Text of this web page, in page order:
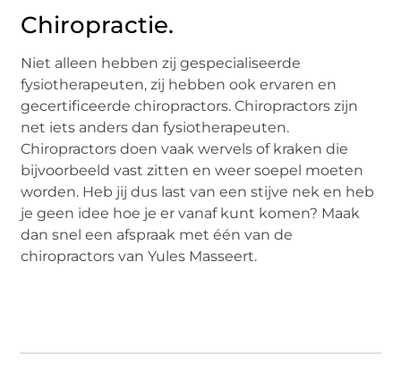
Chiropractie.
Niet alleen hebben zij gespecialiseerde
fysiotherapeuten, zij hebben ook ervaren en
gecertificeerde chiropractors. Chiropractors zijn
net iets anders dan fysiotherapeuten.
Chiropractors doen vaak wervels of kraken die
bijvoorbeeld vast zitten en weer soepel moeten
worden. Heb jij dus last van een stijve nek en heb
je geen idee hoe je er vanaf kunt komen? Maak
dan snel een afspraak met één van de
chiropractors van Yules Masseert.